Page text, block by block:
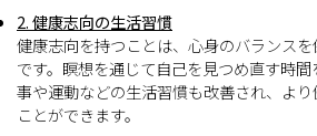
2. 健康志向の生活習慣
健康志向を持つことは、心身のバランス
です。瞑想を通じて自己を見つめ直す時
事や運動などの生活習慣も改善され、よ
ことができます。